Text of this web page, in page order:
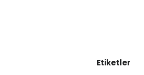
Etiketler